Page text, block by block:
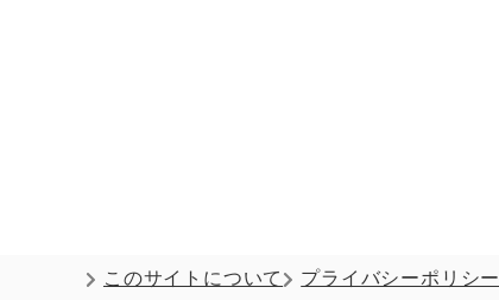
このサイトについて プライバシーポリシー